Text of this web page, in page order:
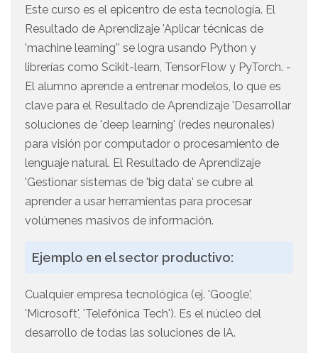
Este curso es el epicentro de esta tecnología. El
Resultado de Aprendizaje 'Aplicar técnicas de
'machine learning'' se logra usando Python y
librerías como Scikit-learn, TensorFlow y PyTorch. -
El alumno aprende a entrenar modelos, lo que es
clave para el Resultado de Aprendizaje 'Desarrollar
soluciones de 'deep learning' (redes neuronales)
para visión por computador o procesamiento de
lenguaje natural. El Resultado de Aprendizaje
'Gestionar sistemas de 'big data' se cubre al
aprender a usar herramientas para procesar
volúmenes masivos de información.
Ejemplo en el sector productivo:
Cualquier empresa tecnológica (ej. 'Google',
'Microsoft', 'Telefónica Tech'). Es el núcleo del
desarrollo de todas las soluciones de IA.